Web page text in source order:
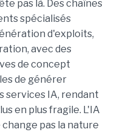
pas là. Des chaînes
spécialisés
d'exploits,
avec des
de concept
de générer
services IA, rendant
en plus fragile. L'IA
pas la nature